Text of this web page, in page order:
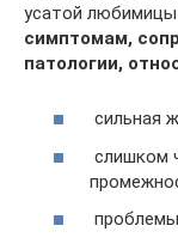
усатой любимицы
симптомам,
патологии,
сильная
слишком